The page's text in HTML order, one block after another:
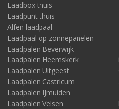
Laadbox thuis
Laadpunt thuis
Alfen laadpaal
Laadpaal op zonnepanelen
Laadpalen Beverwijk
Laadpalen Heemskerk
Laadpalen Uitgeest
Laadpalen Castricum
Laadpalen IJmuiden
Laadpalen Velsen